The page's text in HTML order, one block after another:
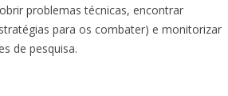
problemas técnicas, encontrar
para os combater) e monitorizar
de pesquisa.